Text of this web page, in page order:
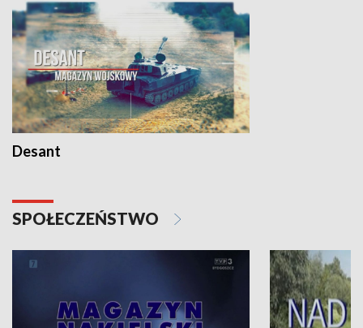
Desant
SPOŁECZEŃSTWO